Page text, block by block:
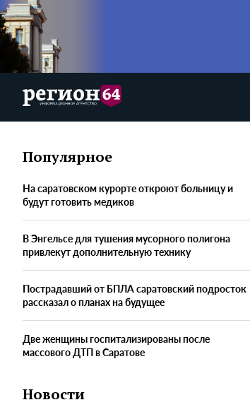
Популярное
На саратовском курорте откроют больницу и
будут готовить медиков
В Энгельсе для тушения мусорного полигона
привлекут дополнительную технику
Пострадавший от БПЛА саратовский подросток
рассказал о планах на будущее
Две женщины госпитализированы после
массового ДТП в Саратове
Новости